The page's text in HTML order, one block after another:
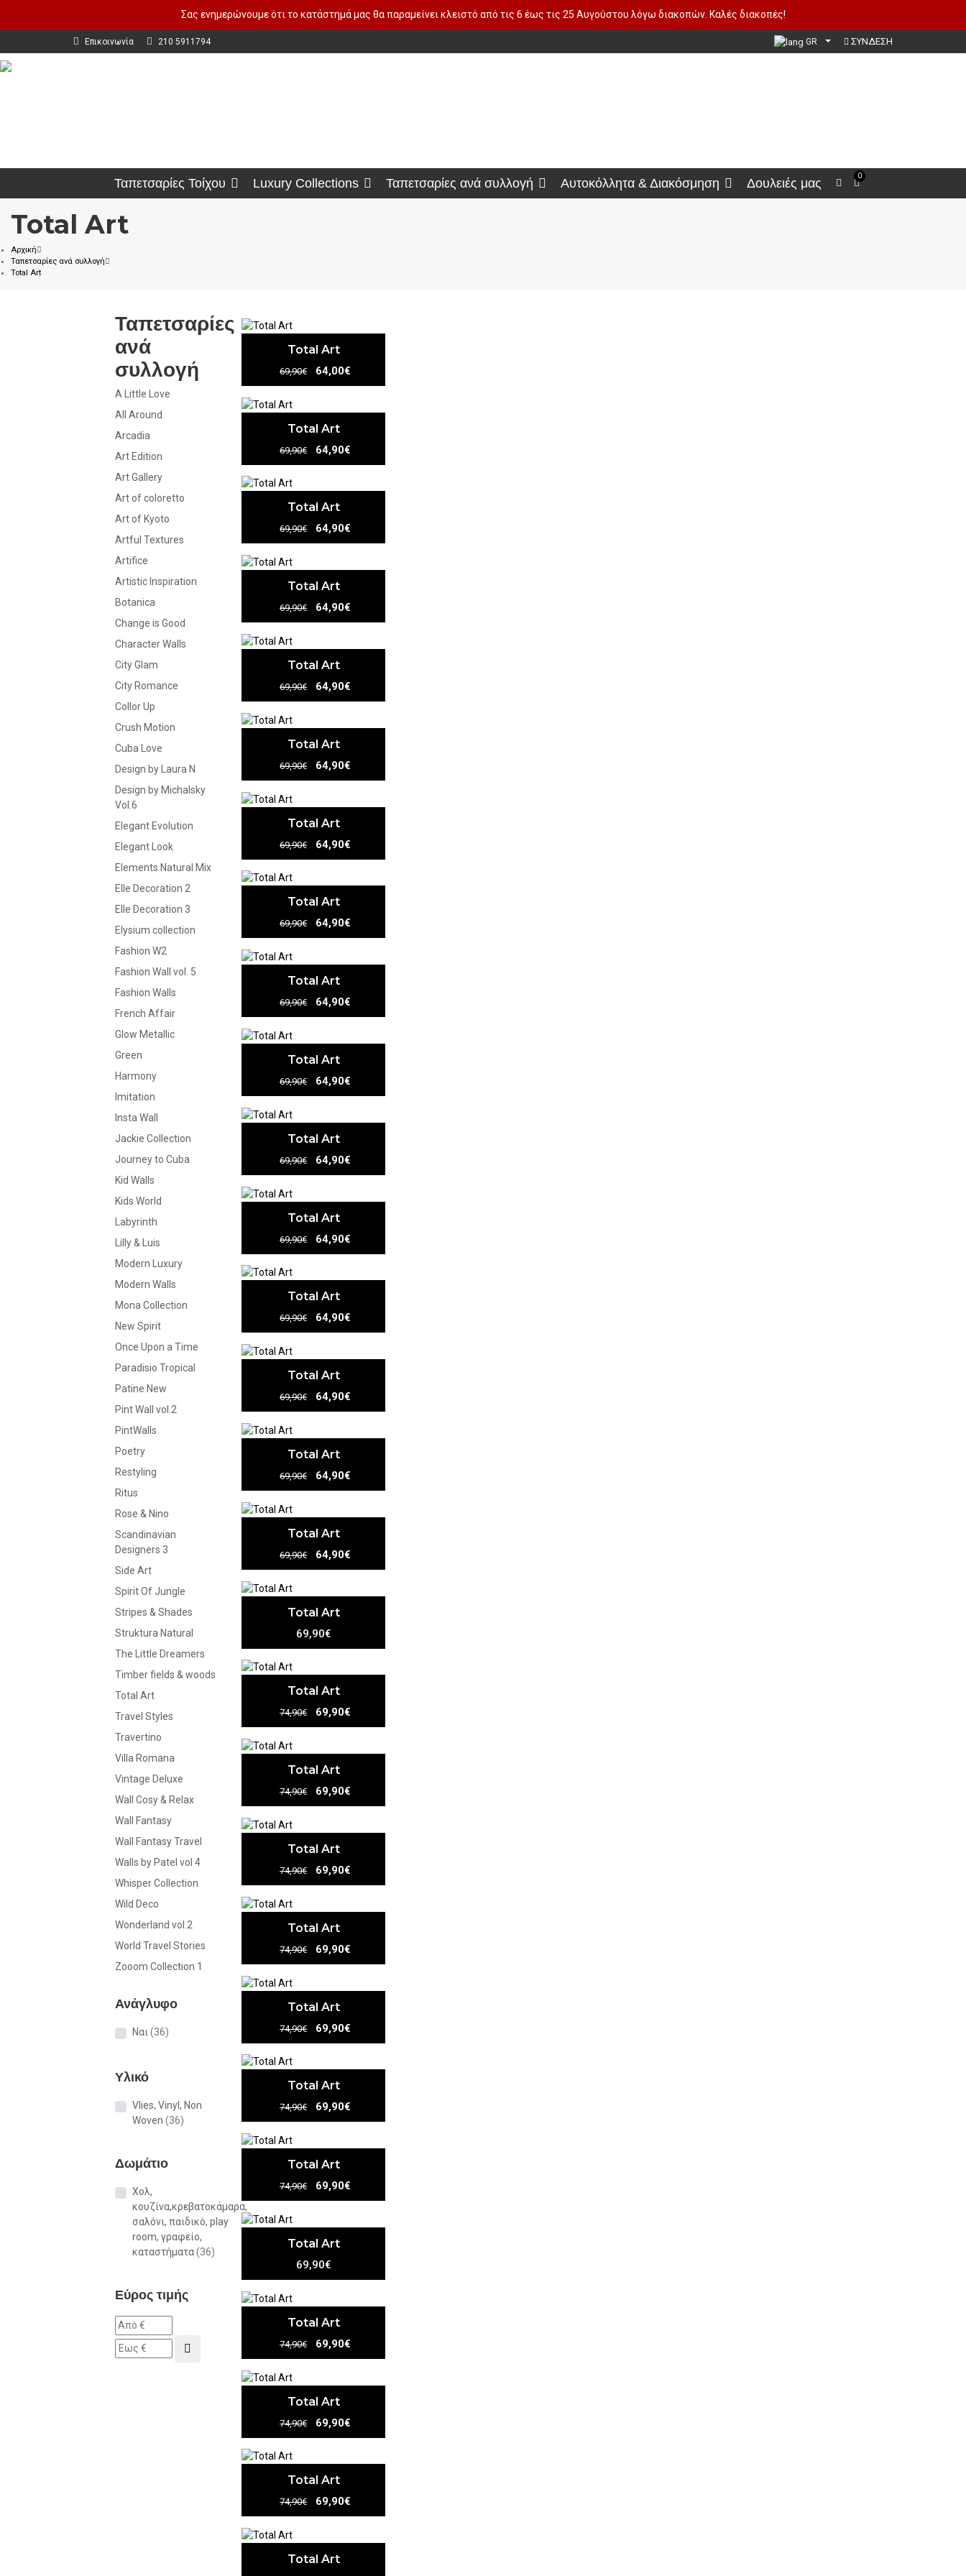
Σας ενημερώνουμε ότι το κατάστημά μας θα παραμείνει κλειστό από τις 6 έως τις 25 Αυγούστου λόγω διακοπών. Καλές διακοπές!
Επικοινωνία 210 5911794 GR ΣΥΝΔΕΣΗ
Ταπετσαρίες Τοίχου Luxury Collections Ταπετσαρίες ανά συλλογή Αυτοκόλλητα & Διακόσμηση Δουλειές μας
0
Total Art
Αρχική
Ταπετσαρίες ανά συλλογή
Total Art
Ταπετσαρίες
ανά
συλλογή
A Little Love
All Around
Arcadia
Art Edition
Art Gallery
Art of coloretto
Art of Kyoto
Artful Textures
Artifice
Artistic Inspiration
Botanica
Change is Good
Character Walls
City Glam
City Romance
Collor Up
Crush Motion
Cuba Love
Design by Laura N
Design by Michalsky
Vol.6
Elegant Evolution
Elegant Look
Elements Natural Mix
Elle Decoration 2
Elle Decoration 3
Elysium collection
Fashion W2
Fashion Wall vol. 5
Fashion Walls
French Affair
Glow Metallic
Green
Harmony
Imitation
Insta Wall
Jackie Collection
Journey to Cuba
Kid Walls
Kids World
Labyrinth
Lilly & Luis
Modern Luxury
Modern Walls
Mona Collection
New Spirit
Once Upon a Time
Paradisio Tropical
Patine New
Pint Wall vol.2
PintWalls
Poetry
Restyling
Ritus
Rose & Nino
Scandinavian
Designers 3
Side Art
Spirit Of Jungle
Stripes & Shades
Struktura Natural
The Little Dreamers
Timber fields & woods
Total Art
Travel Styles
Travertino
Villa Romana
Vintage Deluxe
Wall Cosy & Relax
Wall Fantasy
Wall Fantasy Travel
Walls by Patel vol 4
Whisper Collection
Wild Deco
Wonderland vol.2
World Travel Stories
Zooom Collection 1
Ανάγλυφο
Ναι (36)
Υλικό
Vlies, Vinyl, Non
Woven (36)
Δωμάτιο
Χολ,
κουζίνα,κρεβατοκάμαρα,
σαλόνι, παιδικό, play
room, γραφείο,
καταστήματα(36)
Εύρος τιμής
Total Art
69,90€ 64,00€
Total Art
69,90€ 64,90€
Total Art
69,90€ 64,90€
Total Art
69,90€ 64,90€
Total Art
69,90€ 64,90€
Total Art
69,90€ 64,90€
Total Art
69,90€ 64,90€
Total Art
69,90€ 64,90€
Total Art
69,90€ 64,90€
Total Art
69,90€ 64,90€
Total Art
69,90€ 64,90€
Total Art
69,90€ 64,90€
Total Art
69,90€ 64,90€
Total Art
69,90€ 64,90€
Total Art
69,90€ 64,90€
Total Art
69,90€ 64,90€
Total Art
69,90€
Total Art
74,90€ 69,90€
Total Art
74,90€ 69,90€
Total Art
74,90€ 69,90€
Total Art
74,90€ 69,90€
Total Art
74,90€ 69,90€
Total Art
74,90€ 69,90€
Total Art
74,90€ 69,90€
Total Art
69,90€
Total Art
74,90€ 69,90€
Total Art
74,90€ 69,90€
Total Art
74,90€ 69,90€
Total Art